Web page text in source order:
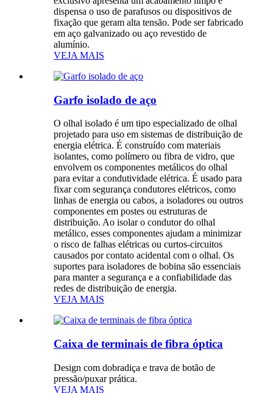
dispensa o uso de parafusos ou dispositivos de
fixação que geram alta tensão. Pode ser fabricado
em aço galvanizado ou aço revestido de
alumínio.
VEJA MAIS
Garfo isolado de aço
O olhal isolado é um tipo especializado de olhal
projetado para uso em sistemas de distribuição de
energia elétrica. É construído com materiais
isolantes, como polímero ou fibra de vidro, que
envolvem os componentes metálicos do olhal
para evitar a condutividade elétrica. É usado para
fixar com segurança condutores elétricos, como
linhas de energia ou cabos, a isoladores ou outros
componentes em postes ou estruturas de
distribuição. Ao isolar o condutor do olhal
metálico, esses componentes ajudam a minimizar
o risco de falhas elétricas ou curtos-circuitos
causados ​​por contato acidental com o olhal. Os
suportes para isoladores de bobina são essenciais
para manter a segurança e a confiabilidade das
redes de distribuição de energia.
VEJA MAIS
Caixa de terminais de fibra óptica
Design com dobradiça e trava de botão de
pressão/puxar prática.
VEJA MAIS